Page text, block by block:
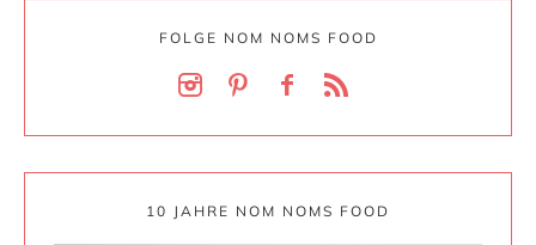
FOLGE NOM NOMS FOOD
10 JAHRE NOM NOMS FOOD